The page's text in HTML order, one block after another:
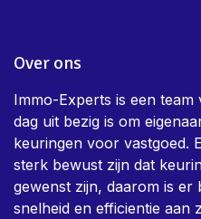
Over ons
Immo-Experts is een
dag uit bezig is om
keuringen voor vastgoed.
sterk bewust zijn dat
gewenst zijn, daarom is
snelheid en efficientie aan